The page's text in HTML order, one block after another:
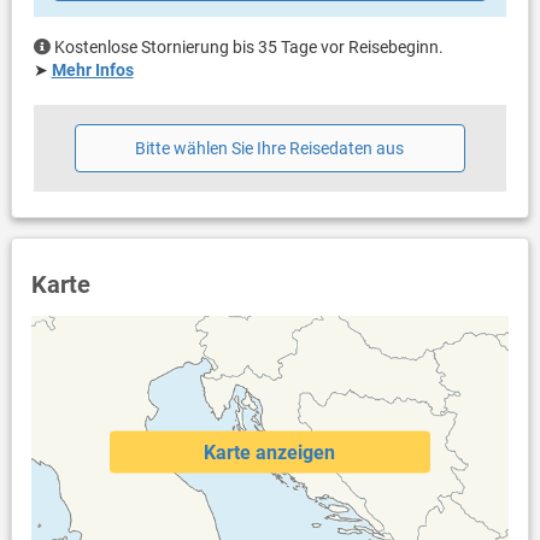
Handtücher vorhanden
Fön
Waschmaschine in der Unterkunft
Kostenlose Stornierung bis 35 Tage vor Reisebeginn.
➤ Mehr Infos
Bitte wählen Sie Ihre Reisedaten aus
Karte
Karte anzeigen